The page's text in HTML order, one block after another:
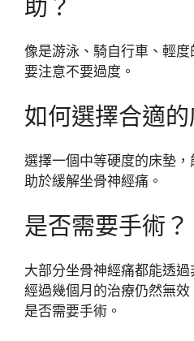
助？
像是游泳、騎自行車、輕
要注意不要過度。
如何選擇合適的
選擇一個中等硬度的床墊
助於緩解坐骨神經痛。
是否需要手術？
大部分坐骨神經痛都能透
經過幾個月的治療仍然無
是否需要手術。